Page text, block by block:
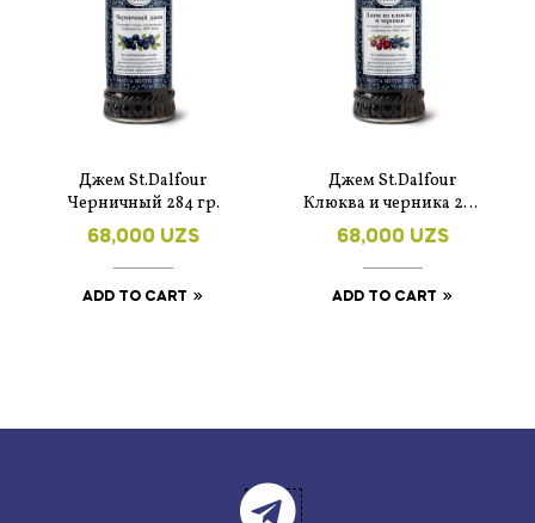
Джем St.Dalfour
Черничный 284 гр.
68,000 UZS
ADD TO CART
Джем St.Dalfour
Клюква и черника 284
гр.
68,000 UZS
ADD TO CART